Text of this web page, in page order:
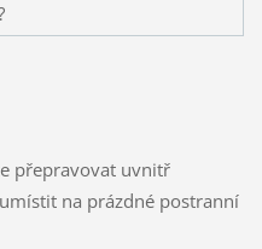
přepravovat uvnitř
na prázdné postranní